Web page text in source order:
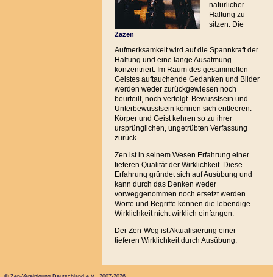
Zazen
natürlicher
Haltung zu
sitzen. Die
Aufmerksamkeit wird auf die Spannkraft der
Haltung und eine lange Ausatmung
konzentriert. Im Raum des gesammelten
Geistes auftauchende Gedanken und Bilder
werden weder zurückgewiesen noch
beurteilt, noch verfolgt. Bewusstsein und
Unterbewusstsein können sich entleeren.
Körper und Geist kehren so zu ihrer
ursprünglichen, ungetrübten Verfassung
zurück.
Zen ist in seinem Wesen Erfahrung einer
tieferen Qualität der Wirklichkeit. Diese
Erfahrung gründet sich auf Ausübung und
kann durch das Denken weder
vorweggenommen noch ersetzt werden.
Worte und Begriffe können die lebendige
Wirklichkeit nicht wirklich einfangen.
Der Zen-Weg ist Aktualisierung einer
tieferen Wirklichkeit durch Ausübung.